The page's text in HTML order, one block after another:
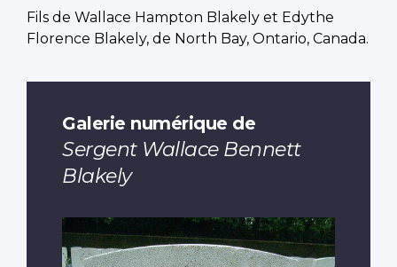
Fils de Wallace Hampton Blakely et Edythe
Florence Blakely, de North Bay, Ontario, Canada.
Galerie numérique de
Sergent Wallace Bennett
Blakely